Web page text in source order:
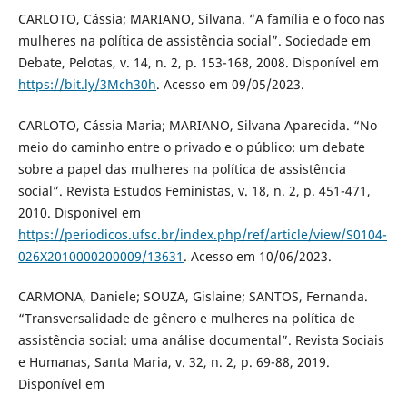
CARLOTO, Cássia; MARIANO, Silvana. “A família e o foco nas
mulheres na política de assistência social”. Sociedade em
Debate, Pelotas, v. 14, n. 2, p. 153-168, 2008. Disponível em
https://bit.ly/3Mch30h. Acesso em 09/05/2023.
CARLOTO, Cássia Maria; MARIANO, Silvana Aparecida. “No
meio do caminho entre o privado e o público: um debate
sobre a papel das mulheres na política de assistência
social”. Revista Estudos Feministas, v. 18, n. 2, p. 451-471,
2010. Disponível em
https://periodicos.ufsc.br/index.php/ref/article/view/S0104-
026X2010000200009/13631 . Acesso em 10/06/2023.
CARMONA, Daniele; SOUZA, Gislaine; SANTOS, Fernanda.
“Transversalidade de gênero e mulheres na política de
assistência social: uma análise documental”. Revista Sociais
e Humanas, Santa Maria, v. 32, n. 2, p. 69-88, 2019.
Disponível em